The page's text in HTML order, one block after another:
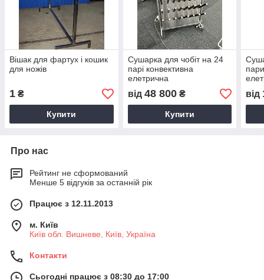
Вішак для фартух і кошик
для ножів
1 ₴
Купити
Сушарка для чобіт на 24
парі конвективна
елетрична
від 48 800₴
Купити
від
Про нас
Рейтинг не сформований
Менше 5 відгуків за останній рік
Працює з 12.11.2013
м. Київ
Київ обл. Вишневе, Київ, Україна
Контакти
Сьогодні працює з 08:30 до 17:00